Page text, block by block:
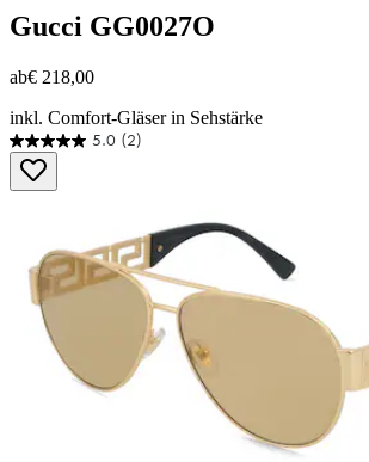
Gucci GG0027O
ab€ 218,00
inkl. Comfort-Gläser in Sehstärke
5.0 (2)
5.0
von
5
Bewertungen